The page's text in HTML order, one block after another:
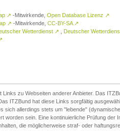
↗ -Mitwirkende, Open Database Lizenz ↗
↗ -Mitwirkende, CC-BY-SA ↗
Wetterdienst ↗ Deutscher
Links zu Webseiten anderer Anbieter. Das
ITZBund hat diese Links sorgfältig
sich allerdings stets um "lebende"
worden sein. Eine kontinuierliche Prüfung
die möglicherweise straf- oder